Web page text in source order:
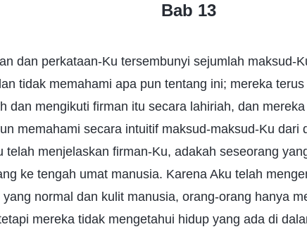
Bab 13
dan perkataan-Ku tersembunyi sejumlah maksud-
tidak memahami apa pun tentang ini; mereka
dan mengikuti firman itu secara lahiriah, dan
memahami secara intuitif maksud-maksud-Ku dari
telah menjelaskan firman-Ku, adakah seseorang
ke tengah umat manusia. Karena Aku telah
yang normal dan kulit manusia, orang-orang hanya
mereka tidak mengetahui hidup yang ada di